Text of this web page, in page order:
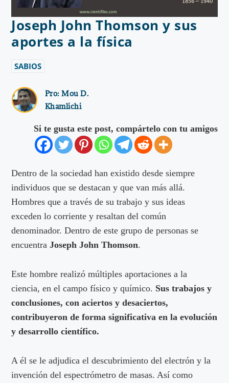
Joseph John Thomson y sus
aportes a la física
SABIOS
Pro:Mou D.
Khamlichi
Si te gusta este post, compártelo con tu amigos
Dentro de la sociedad han existido desde siempre
individuos que se destacan y que van más allá.
Hombres que a través de su trabajo y sus ideas
exceden lo corriente y resaltan del común
denominador. Dentro de este grupo de personas se
encuentraJoseph John Thomson.
Este hombre realizó múltiples aportaciones a la
ciencia, en el campo físico y químico. Sus trabajos y
conclusiones, con aciertos y desaciertos,
contribuyeron de forma significativa en la evolución
y desarrollo científico.
A él se le adjudica el descubrimiento del electrón y la
invención del espectrómetro de masas. Así como